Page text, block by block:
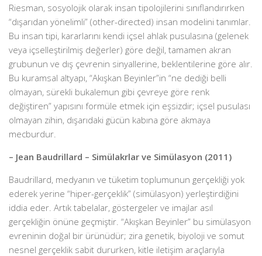
Riesman, sosyolojik olarak insan tipolojilerini sınıflandırırken
“dışarıdan yönelimli” (other-directed) insan modelini tanımlar.
Bu insan tipi, kararlarını kendi içsel ahlak pusulasına (gelenek
veya içselleştirilmiş değerler) göre değil, tamamen akran
grubunun ve dış çevrenin sinyallerine, beklentilerine göre alır.
Bu kuramsal altyapı, “Akışkan Beyinler”in “ne dediği belli
olmayan, sürekli bukalemun gibi çevreye göre renk
değiştiren” yapısını formüle etmek için eşsizdir; içsel pusulası
olmayan zihin, dışarıdaki gücün kabına göre akmaya
mecburdur.
– Jean Baudrillard – Simülakrlar ve Simülasyon (2011)
Baudrillard, medyanın ve tüketim toplumunun gerçekliği yok
ederek yerine “hiper-gerçeklik” (simülasyon) yerleştirdiğini
iddia eder. Artık tabelalar, göstergeler ve imajlar asıl
gerçekliğin önüne geçmiştir. “Akışkan Beyinler” bu simülasyon
evreninin doğal bir ürünüdür; zira genetik, biyoloji ve somut
nesnel gerçeklik sabit dururken, kitle iletişim araçlarıyla